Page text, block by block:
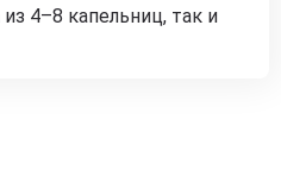
4–8 капельниц, так и